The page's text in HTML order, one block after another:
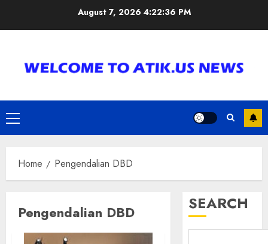
August 7, 2026 4:22:36 PM
Primary
Menu
Home Pengendalian DBD
Pengendalian DBD SEARCH